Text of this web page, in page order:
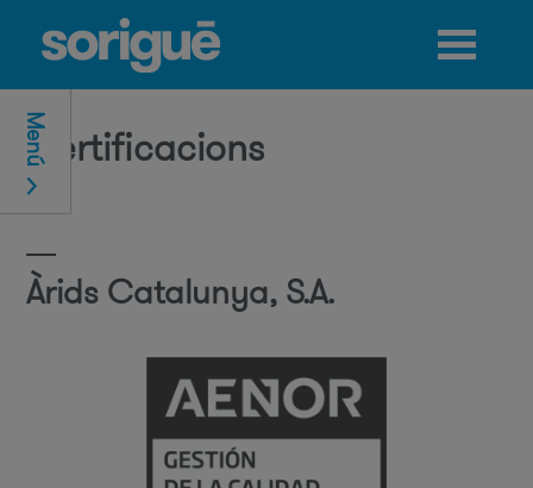
Jump to navigation
Certificacions
Àrids Catalunya, S.A.
Menú